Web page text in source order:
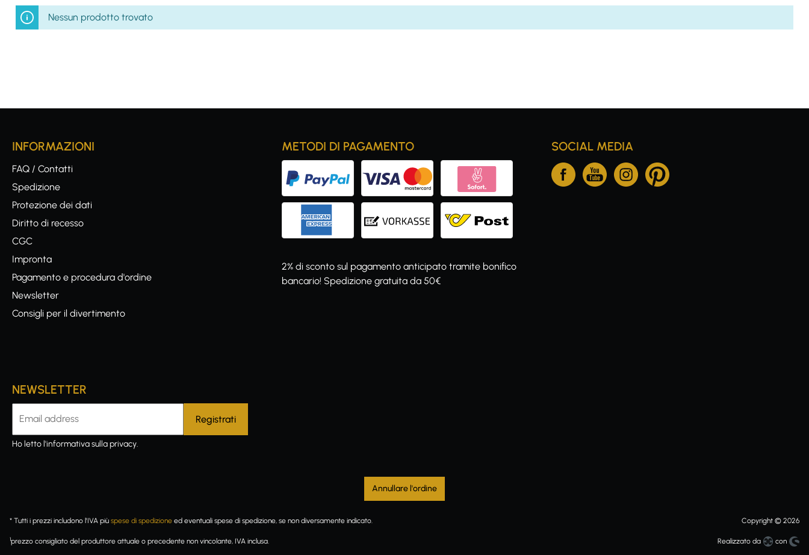
Nessun prodotto trovato
INFORMAZIONI
FAQ / Contatti
Spedizione
Protezione dei dati
Diritto di recesso
CGC
Impronta
Pagamento e procedura d'ordine
Newsletter
Consigli per il divertimento
METODI DI PAGAMENTO
2% di sconto sul pagamento anticipato tramite bonifico
bancario! Spedizione gratuita da 50€
SOCIAL MEDIA
NEWSLETTER
Indirizzo e-mail
Ho letto l'informativasulla privacy.
Annullare l'ordine
* Tutti i prezzi includono l'IVA più spese di spedizione ed eventuali spese di spedizione, se non diversamente indicato. Copyright © 2026
1prezzo consigliato del produttore attuale o precedente non vincolante, IVA inclusa. Realizzato da con